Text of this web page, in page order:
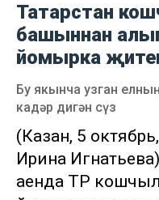
Татарстан
башыннан
йомырка
Бу якынча узган
кадәр дигән сүз
(Казан, 5
Ирина
аенда ТР